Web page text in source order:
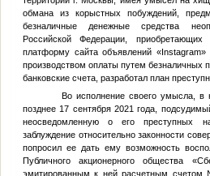
обмана из корыстных побуждений,
безналичные денежные средства
Российской Федерации, приобретающих
платформу сайта объявлений
производством оплаты путем безналичных
банковские счета, разработал план
Во исполнение своего умысла, в
позднее 17 сентября 2021 года,
неосведомленную о его преступных
заблуждение относительно законности
попросил ее дать ему возможность
Публичного акционерного общества
эмитированным к ней расчетным счетом